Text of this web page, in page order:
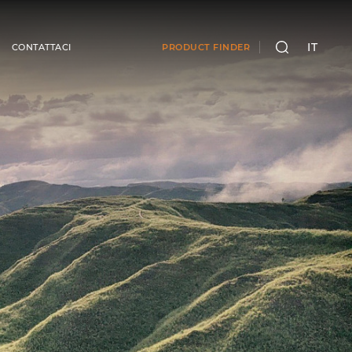
CONTATTACI PRODUCT FINDER CERCAIT